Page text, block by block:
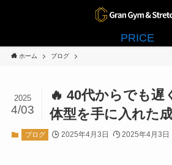
PRICE
ホーム ブログ
🔥 40代からでも遅
体型を手に入れた
2025
4/03
ブログ 2025年4月3日 2025年4月3日